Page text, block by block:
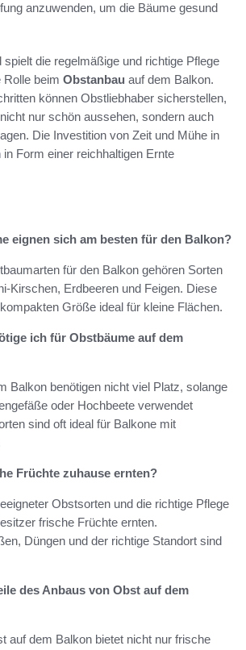
anzuwenden, um die Bäume gesund
die regelmäßige und richtige Pflege
Rolle beim Obstanbau auf dem Balkon.
können Obstliebhaber sicherstellen,
nur schön aussehen, sondern auch
Die Investition von Zeit und Mühe in
Form einer reichhaltigen Ernte
eignen sich am besten für den Balkon?
für den Balkon gehören Sorten
Kirschen, Erdbeeren und Feigen. Diese
Größe ideal für kleine Flächen.
ich für Obstbäume auf dem
Balkon benötigen nicht viel Platz, solange
oder Hochbeete verwendet
sind oft ideal für Balkone mit
Früchte zuhause ernten?
Obstsorten und die richtige Pflege
frische Früchte ernten.
Düngen und der richtige Standort sind
des Anbaus von Obst auf dem
auf dem Balkon bietet nicht nur frische